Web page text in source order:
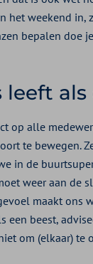
het weekend
bepalen doe
als
op alle
te bewegen.
in de
weer aan de
maakt
een beest,
om (elkaar)